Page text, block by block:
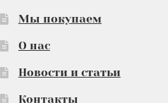
Мы покупаем
О нас
Новости и статьи
Контакты